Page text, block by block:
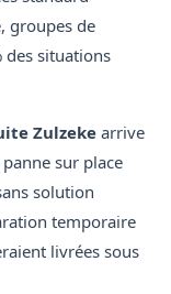
groupes de
des situations
Zulzekearrive
sur place
solution
temporaire
livrées sous